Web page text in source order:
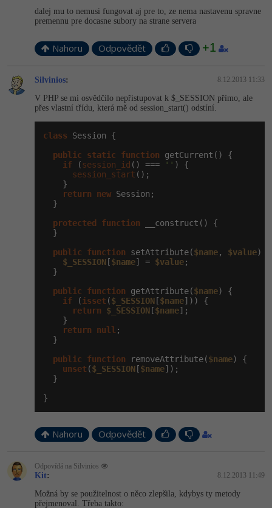
dalej mu to nemusi fungovat aj pre to, ze nema nastavenu spravne
premennu pre docasne subory na strane servera
Nahoru Odpovědět +1
Silvinios: 8.12.2013 11:33
V PHP se mi osvědčilo nepřistupovat k $_SESSION přímo, ale
přes vlastní třídu, která mě od session_start() odstíní.
class Session {
public
static function getCurrent() {
if (session_id () === '' ) {
session_start ();
    }
return
new Session;
  }
protected
function __construct() {
  }
public
function setAttribute($name, $value) {
$_SESSION [$name] = $value;
  }
public
function getAttribute($name) {
if (isset ($_SESSION [$name])) {
return
$_SESSION [$name];
    }
return
null ;
  }
public
function removeAttribute($name) {
unset ($_SESSION [$name]);
  }
}
Nahoru Odpovědět
Odpovídá na Silvinios
Kit: 8.12.2013 11:49
Možná by se použitelnost o něco zlepšila, kdybys ty metody
přejmenoval. Třeba takto: